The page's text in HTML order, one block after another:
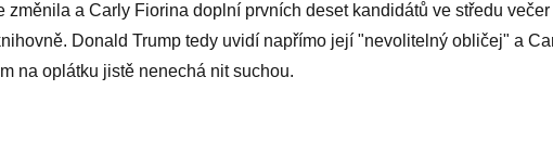
změnila a Carly Fiorina doplní prvních deset kandidátů ve středu večer
Donald Trump tedy uvidí napřímo její "nevolitelný obličej" a
na oplátku jistě nenechá nit suchou.